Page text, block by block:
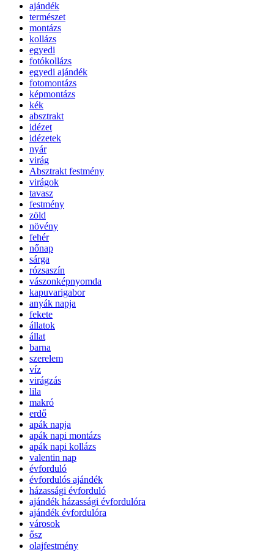
ajándék
természet
montázs
kollázs
egyedi
fotókollázs
egyedi ajándék
fotomontázs
képmontázs
kék
absztrakt
idézet
idézetek
nyár
virág
Absztrakt festmény
virágok
tavasz
festmény
zöld
növény
fehér
nőnap
sárga
rózsaszín
vászonképnyomda
kapuvarigabor
anyák napja
fekete
állatok
állat
barna
szerelem
víz
virágzás
lila
makró
erdő
apák napja
apák napi montázs
apák napi kollázs
valentin nap
évforduló
évfordulós ajándék
házassági évforduló
ajándék házassági évfordulóra
ajándék évfordulóra
városok
ősz
olajfestmény